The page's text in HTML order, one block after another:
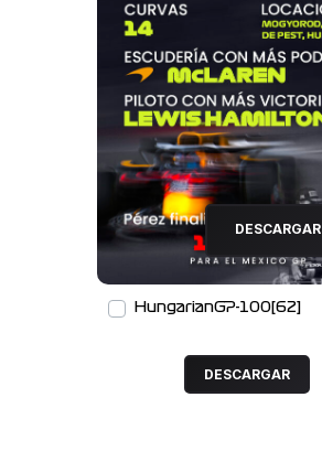
DESCARGAR
HungarianGP-100[62]
DESCARGAR